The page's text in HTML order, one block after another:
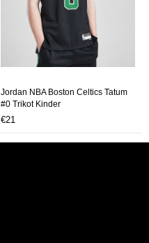
Jordan NBA Boston Celtics Tatum
#0 Trikot Kinder
€21